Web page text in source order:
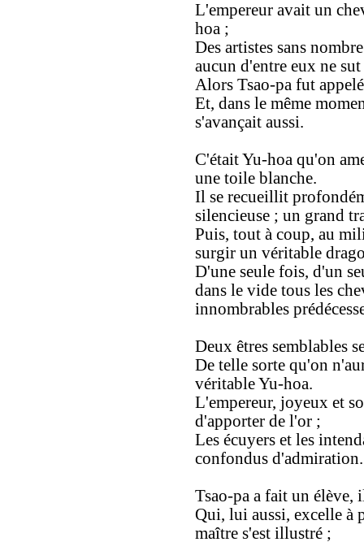
L'empereur avait un
hoa ;
Des artistes sans
aucun d'entre eux ne
Alors Tsao-pa fut
Et, dans le même
s'avançait aussi.
C'était Yu-hoa qu'on
une toile blanche.
Il se recueillit
silencieuse ; un grand
Puis, tout à coup, au
surgir un véritable
D'une seule fois, d'un
dans le vide tous les
innombrables
Deux êtres semblables
De telle sorte qu'on
véritable Yu-hoa.
L'empereur, joyeux et
d'apporter de l'or ;
Les écuyers et les
confondus d'admiration.
Tsao-pa a fait un élève,
Qui, lui aussi, excelle à
maître s'est illustré ;